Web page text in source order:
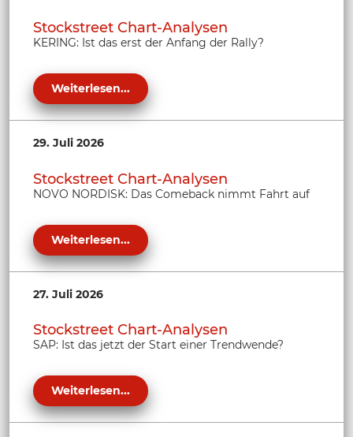
Stockstreet Chart-Analysen
KERING: Ist das erst der Anfang der Rally?
Weiterlesen...
29. Juli 2026
Stockstreet Chart-Analysen
NOVO NORDISK: Das Comeback nimmt Fahrt auf
Weiterlesen...
27. Juli 2026
Stockstreet Chart-Analysen
SAP: Ist das jetzt der Start einer Trendwende?
Weiterlesen...